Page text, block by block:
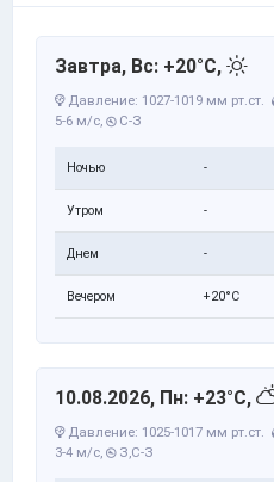
Завтра, Вс: +20°C,
Давление: 1027-1019 мм рт.ст.
5-6 м/с, С-З
Ночью -
Утром -
Днем -
Вечером +20°C
10.08.2026, Пн: +23°C,
Давление: 1025-1017 мм рт.ст.
3-4 м/с, З,С-З